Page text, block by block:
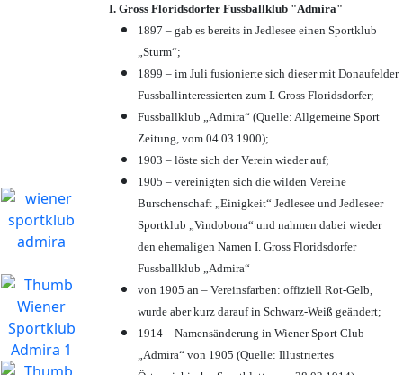
I. Gross Floridsdorfer Fussballklub "Admira"
1897 – gab es bereits in Jedlesee einen Sportklub
„Sturm“;
1899 – im Juli fusionierte sich dieser mit Donaufelder
Fussballinteressierten zum I. Gross Floridsdorfer;
Fussballklub „Admira“ (Quelle: Allgemeine Sport
Zeitung, vom 04.03.1900);
1903 – löste sich der Verein wieder auf;
1905 – vereinigten sich die wilden Vereine
Burschenschaft „Einigkeit“ Jedlesee und Jedleseer
Sportklub „Vindobona“ und nahmen dabei wieder
den ehemaligen Namen I. Gross Floridsdorfer
Fussballklub „Admira“
von 1905 an – Vereinsfarben: offiziell Rot-Gelb,
wurde aber kurz darauf in Schwarz-Weiß geändert;
1914 – Namensänderung in Wiener Sport Club
„Admira“ von 1905 (Quelle: Illustriertes